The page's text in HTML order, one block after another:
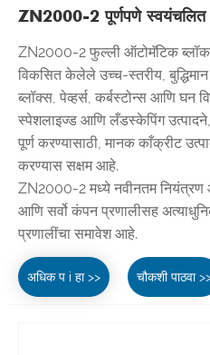
ZN2000-2 पूर्णपणे स्वयंचलित
ZN2000-2 फुल्ली ऑटोमॅटिक ब्लॉक
विकसित केलेले उच्च-स्तरीय,
ब्लॉक्स, पेव्हर्स, कर्बस्टोन्स आणि घन
स्पेशलाइज्ड आणि लँडस्केपिंग उत्पादने,
पूर्ण करण्यासाठी, मानक काँक्रीट
करण्यास सक्षम आहे.
ZN2000-2 मध्ये नवीनतम नियंत्रण
आणि सर्वो कंपन प्रणालीसह
प्रणालींचा समावेश आहे.
अधिक प i हा >> चौकशी पाठवा